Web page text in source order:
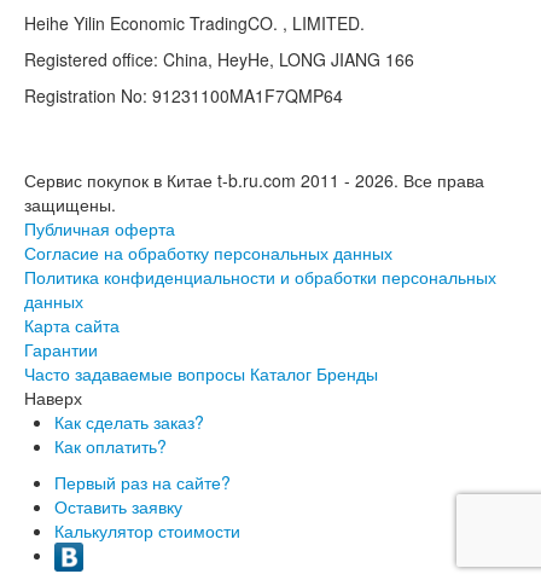
Heihe Yilin Economic TradingCO. , LIMITED.
Registered office: China, HeyHe, LONG JIANG 166
Registration No: 91231100MA1F7QMP64
Сервис покупок в Китае t-b.ru.com 2011 - 2026. Все права
защищены.
Публичная оферта
Согласие на обработку персональных данных
Политика конфиденциальности и обработки персональных
данных
Карта сайта
Гарантии
Часто задаваемые вопросы Каталог Бренды
Наверх
Как сделать заказ?
Как оплатить?
Первый раз на сайте?
Оставить заявку
Калькулятор стоимости